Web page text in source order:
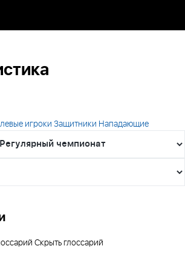
игроки Защитники Нападающие
Скрыть глоссарий